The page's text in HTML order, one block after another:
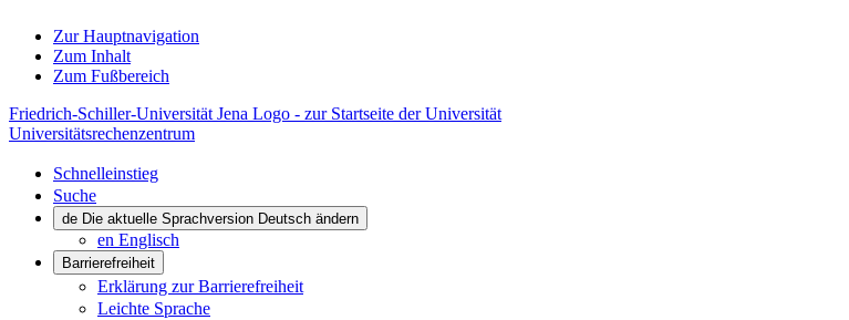
Zur Hauptnavigation
Zum Inhalt
Zum Fußbereich
Friedrich-Schiller-Universität Jena Logo - zur Startseite der Universität
Universitätsrechenzentrum
Schnelleinstieg
Suche
de Die aktuelle Sprachversion Deutsch ändern
en Englisch
Barrierefreiheit
Erklärung zur Barrierefreiheit
Leichte Sprache